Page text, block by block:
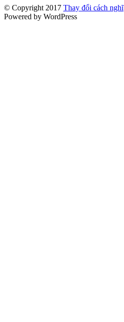
© Copyright 2017 Thay đổi cách nghĩ
Powered by WordPress